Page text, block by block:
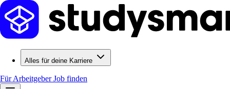
Alles für deine Karriere
Für ArbeitgeberJob finden